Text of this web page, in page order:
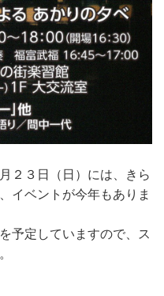
２３日（日）には、きら
イベントが今年もありま
予定していますので、ス